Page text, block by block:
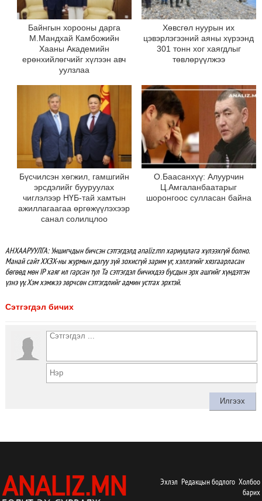
Байнгын хорооны дарга
М.Мандхай Камбожийн
Хааны Академийн
ерөнхийлөгчийг хүлээн авч
уулзлаа
Хөвсгөл нуурын их
цэвэрлэгээний аяны хүрээнд
301 тонн хог хаягдлыг
төвлөрүүлжээ
Бүсчилсэн хөгжил, гамшгийн
эрсдэлийг бууруулах
чиглэлээр НҮБ-тай хамтын
ажиллагаагаа өргөжүүлэхээр
санал солилцлоо
О.Баасанхүү: Алуурчин
Ц.Амгаланбаатарыг
шоронгоос сулласан байна
АНХААРУУЛГА: Уншигчдын бичсэн сэтгэгдэлд analiz.mn хариуцлага хүлээхгүй болно.
Манай сайт ХХЗХ-ны журмын дагуу зүй зохисгүй зарим үг, хэллэгийг хязгаарласан
бөгөөд мөн IP хаяг ил гарсан тул Та сэтгэгдэл бичихдээ бусдын эрх ашгийг хүндэтгэн
үзнэ үү. Хэм хэмжээ зөрчсөн сэтгэгдлийг админ устгах эрхтэй.
Сэтгэгдэл бичих
Эхлэл Редакцын бодлого Холбоо
барих